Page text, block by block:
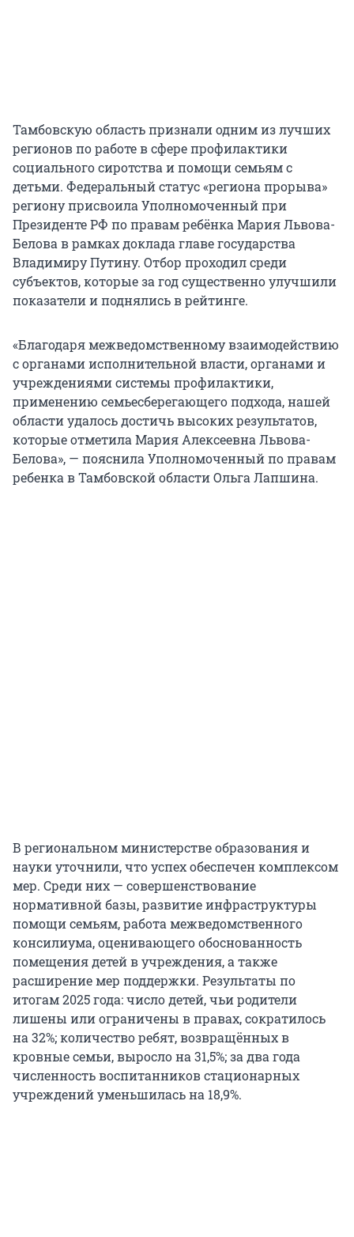
Тамбовскую область признали одним из лучших
регионов по работе в сфере профилактики
социального сиротства и помощи семьям с
детьми. Федеральный статус «региона прорыва»
региону присвоила Уполномоченный при
Президенте РФ по правам ребёнка Мария Львова-
Белова в рамках доклада главе государства
Владимиру Путину. Отбор проходил среди
субъектов, которые за год существенно улучшили
показатели и поднялись в рейтинге.
«Благодаря межведомственному взаимодействию
с органами исполнительной власти, органами и
учреждениями системы профилактики,
применению семьесберегающего подхода, нашей
области удалось достичь высоких результатов,
которые отметила Мария Алексеевна Львова-
Белова», — пояснила Уполномоченный по правам
ребенка в Тамбовской области Ольга Лапшина.
В региональном министерстве образования и
науки уточнили, что успех обеспечен комплексом
мер. Среди них — совершенствование
нормативной базы, развитие инфраструктуры
помощи семьям, работа межведомственного
консилиума, оценивающего обоснованность
помещения детей в учреждения, а также
расширение мер поддержки. Результаты по
итогам 2025 года: число детей, чьи родители
лишены или ограничены в правах, сократилось
на 32%; количество ребят, возвращённых в
кровные семьи, выросло на 31,5%; за два года
численность воспитанников стационарных
учреждений уменьшилась на 18,9%.